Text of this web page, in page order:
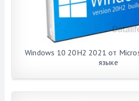
Windows 10 20H2 2021 от
языке